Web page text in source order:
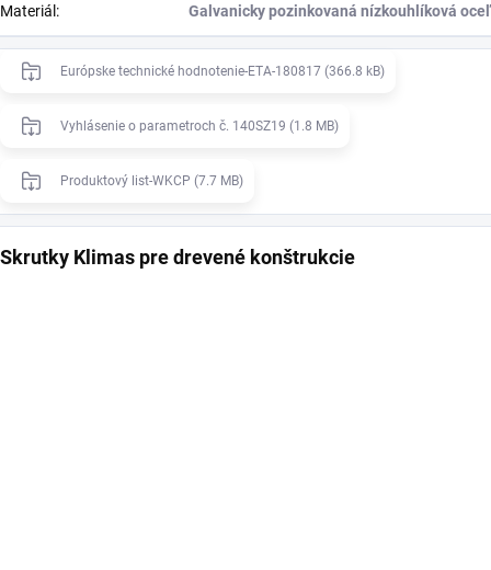
Materiál: Galvanicky pozinkovaná nízkouhlíková oceľ
Európske technické hodnotenie-ETA-180817 (366.8 kB)
Vyhlásenie o parametroch č. 140SZ19 (1.8 MB)
Produktový list-WKCP (7.7 MB)
Skrutky Klimas pre drevené konštrukcie